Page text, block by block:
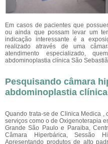
Em casos de pacientes que
ou ainda que possam levar um
indicação interessante é a
realizado através de uma
atendimento especializado,
abdominoplastia clínica São
Pesquisando câmara
abdominoplastia
Quando trata-se de Clinica Medica ,
serviços como o de Oxigenoterapia
Grande São Paulo e Paraiba,
Câmara Hiperbárica, Sessão
Apresentando produtos de alto